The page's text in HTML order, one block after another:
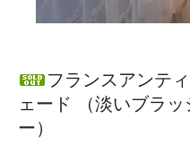
フランスアンテ
ェード （淡いブラ
ー）